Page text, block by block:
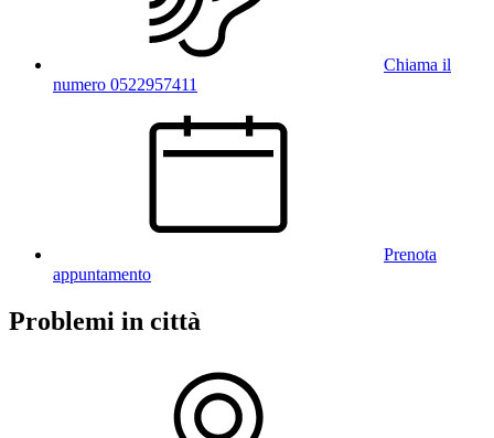
Chiama il
numero 0522957411
Prenota
appuntamento
Problemi in città